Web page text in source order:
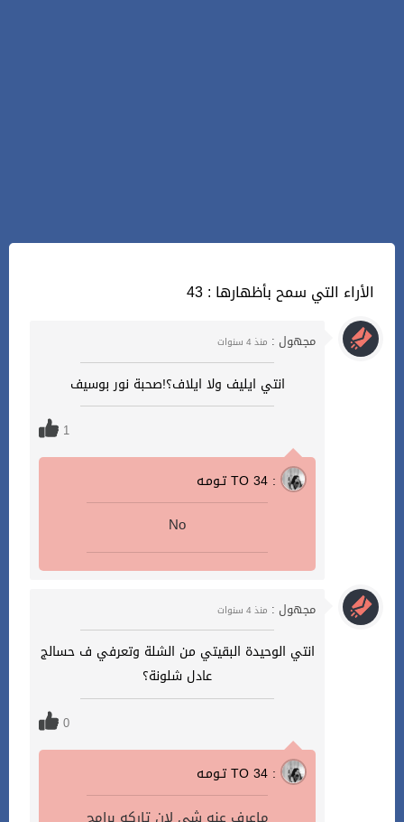
43 : الأراء التي سمح بأظهارها
مجهول : منذ 4 سنوات
انتي ايليف ولا ايلاف؟!صحبة نور بوسيف
1
تـومـه TO 34 :
No
مجهول : منذ 4 سنوات
انتي الوحيدة البقيتي من الشلة وتعرفي ف حسالج
عادل شلونة؟
0
تـومـه TO 34 :